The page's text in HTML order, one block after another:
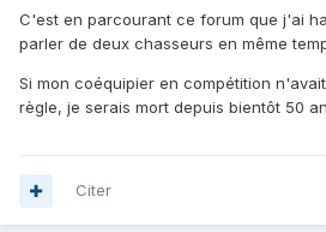
C'est en parcourant ce forum que j'ai
parler de deux chasseurs en même
Si mon coéquipier en compétition
règle, je serais mort depuis bientôt 50
Citer